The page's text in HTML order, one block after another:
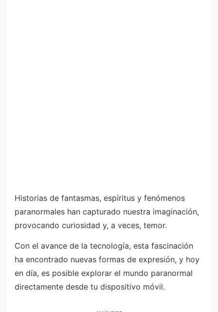
Historias de fantasmas, espíritus y fenómenos
paranormales han capturado nuestra imaginación,
provocando curiosidad y, a veces, temor.
Con el avance de la tecnología, esta fascinación
ha encontrado nuevas formas de expresión, y hoy
en día, es posible explorar el mundo paranormal
directamente desde tu dispositivo móvil.